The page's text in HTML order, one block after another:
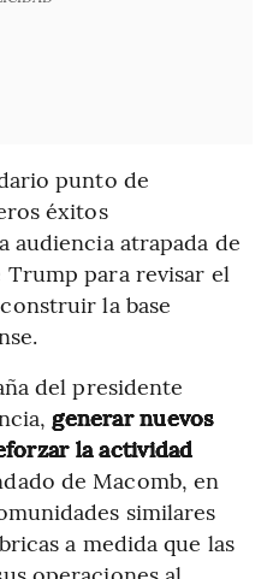
punto de
éxitos
audiencia atrapada de
Trump para revisar el
la base
del presidente
generar nuevos
la actividad
de Macomb, en
similares
a medida que las